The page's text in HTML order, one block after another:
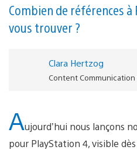
Combien de références
vous trouver ?
Clara Hertzog
Content
Aujourd’hui nous lançons
pour PlayStation 4, visible